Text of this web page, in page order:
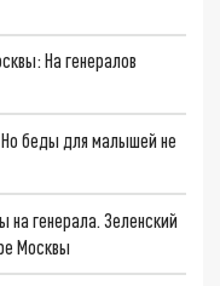
На генералов
беды для малышей не
генерала. Зеленский
Москвы